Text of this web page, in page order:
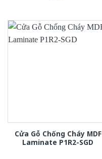
Cửa Gỗ Chống Cháy MDF
Laminate P1R2-SGD